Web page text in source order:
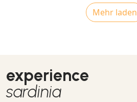
Mehr laden
experience
sardinia